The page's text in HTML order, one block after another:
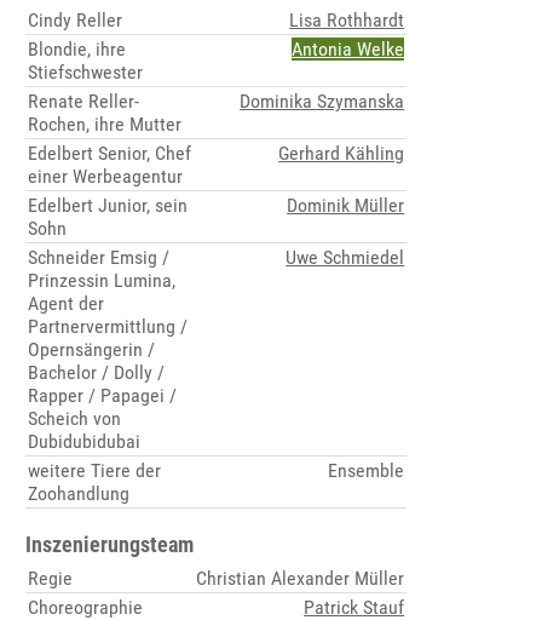
Cindy Reller
Lisa Rothhardt
Blondie, ihre
Stiefschwester
Antonia Welke
Renate Reller-
Rochen, ihre Mutter
Dominika Szymanska
Edelbert Senior, Chef
einer Werbeagentur
Gerhard Kähling
Edelbert Junior, sein
Sohn
Dominik Müller
Schneider Emsig /
Prinzessin Lumina,
Agent der
Partnervermittlung /
Opernsängerin /
Bachelor / Dolly /
Rapper / Papagei /
Scheich von
Dubidubidubai
Uwe Schmiedel
weitere Tiere der
Zoohandlung
Ensemble
Inszenierungsteam
Regie
Christian Alexander Müller
Choreographie
Patrick Stauf